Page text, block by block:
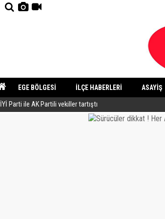
EGE BÖLGESİ İLÇE HABERLERİ ASAYİŞ
YAZARLAR GÜNDEM
İYİ Parti ile AK Partili vekiller tartıştı